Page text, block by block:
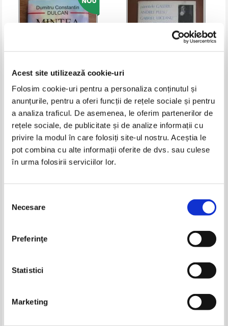
Acest site utilizează cookie-uri
Folosim cookie-uri pentru a personaliza conținutul și
anunțurile, pentru a oferi funcții de rețele sociale și pentru
a analiza traficul. De asemenea, le oferim partenerilor de
rețele sociale, de publicitate și de analize informații cu
privire la modul în care folosiți site-ul nostru. Aceștia le
pot combina cu alte informații oferite de dvs. sau culese
în urma folosirii serviciilor lor.
consimțământului
Necesare
Preferinţe
Statistici
Marketing
Dumitru Constantin Dulcan -
Mintea de dincolo
Pret: 40,00 Lei
Adaugă în coș
Parintele Galeriu, Andrei Plesu,
Gabriel Liiceanu, Sorin
Dumitrescu - Dialoguri de seara
Pret:30,00 Lei
Adaugă în coș
Adaugă în coș
Will Durant - Cele mai stralucite